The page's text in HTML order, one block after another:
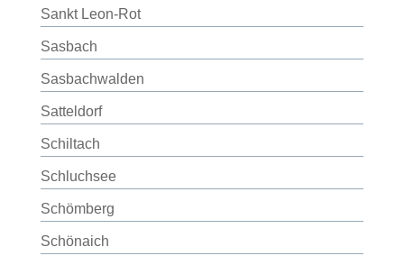
Sankt Leon-Rot
Sasbach
Sasbachwalden
Satteldorf
Schiltach
Schluchsee
Schömberg
Schönaich